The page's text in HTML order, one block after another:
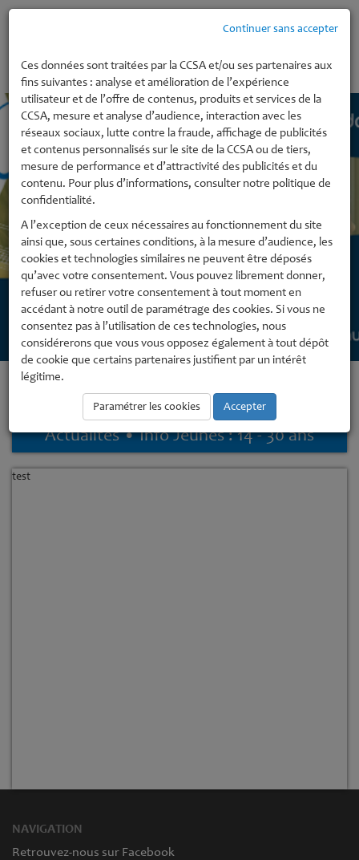
MENU
Accueil Enfance - Jeunesse
Jeunes : 14 - 30 ans
Info Jeunes : 14 - 30 ans
Actualites • Info Jeunes : 14 - 30 ans
test
NAVIGATION
Retrouvez-nous sur Facebook
Continuer sans accepter
Ces données sont traitées par la CCSA et/ou ses partenaires aux
fins suivantes : analyse et amélioration de l’expérience
utilisateur et de l’offre de contenus, produits et services de la
CCSA, mesure et analyse d’audience, interaction avec les
réseaux sociaux, lutte contre la fraude, affichage de publicités
et contenus personnalisés sur le site de la CCSA ou de tiers,
mesure de performance et d’attractivité des publicités et du
contenu. Pour plus d’informations, consulter notre politique de
confidentialité.
A l’exception de ceux nécessaires au fonctionnement du site
ainsi que, sous certaines conditions, à la mesure d’audience, les
cookies et technologies similaires ne peuvent être déposés
qu’avec votre consentement. Vous pouvez librement donner,
refuser ou retirer votre consentement à tout moment en
accédant à notre outil de paramétrage des cookies. Si vous ne
consentez pas à l’utilisation de ces technologies, nous
considérerons que vous vous opposez également à tout dépôt
de cookie que certains partenaires justifient par un intérêt
légitime.
Paramétrer les cookies Accepter